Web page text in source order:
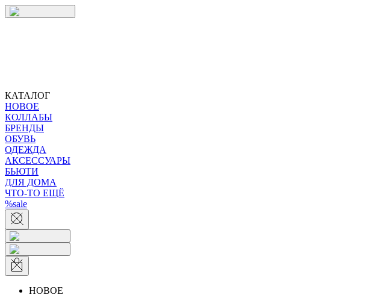
КАТАЛОГ
НОВОЕ
КОЛЛАБЫ
БРЕНДЫ
ОБУВЬ
ОДЕЖДА
АКСЕССУАРЫ
БЬЮТИ
ДЛЯ ДОМА
ЧТО-ТО ЕЩЁ
%sale
НОВОЕ